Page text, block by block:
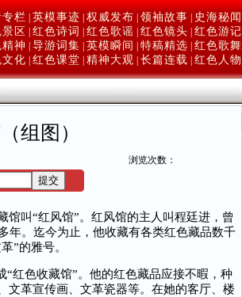
栏 英模事迹 权威发布 领袖故事 史海秘闻
区 红色诗词 红色歌谣 红色镜头 红色游记
神 导游词集 英模瞬间 特稿精选 红色歌舞
化 红色课堂 精神大观 长篇连载 红色人物
组图）
浏览次数：
叫“红风馆”。红风馆的主人叫程廷进，曾
年。迄今为止，他收藏有各类红色藏品数千
”的雅号。
红色收藏馆”。他的红色藏品应接不暇，种
文革宣传画、文革瓷器等。在她的客厅、楼